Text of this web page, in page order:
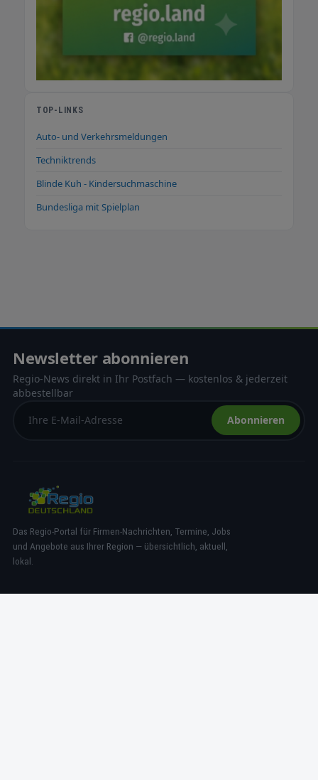
TOP-LINKS
Auto- und Verkehrsmeldungen
Techniktrends
Blinde Kuh - Kindersuchmaschine
Bundesliga mit Spielplan
Newsletter abonnieren
Regio-News direkt in Ihr Postfach — kostenlos & jederzeit
abbestellbar
Abonnieren
Das Regio-Portal für Firmen-Nachrichten, Termine, Jobs
und Angebote aus Ihrer Region — übersichtlich, aktuell,
lokal.